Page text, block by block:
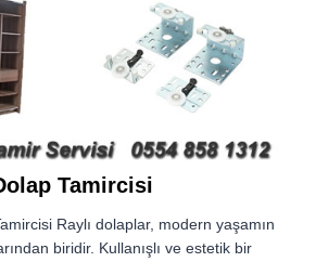
Tamircisi
Raylı dolaplar, modern yaşamın
biridir. Kullanışlı ve estetik bir